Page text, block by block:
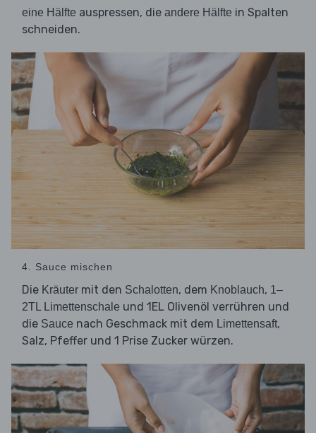
eine Hälfte auspressen, die andere Hälfte in Spalten
schneiden.
4. Sauce mischen
Die Kräuter mit den Schalotten, dem Knoblauch, 1–
2TL Limettenschale und 1EL Olivenöl verrühren und
die Sauce nach Geschmack mit dem Limettensaft,
Salz, Pfeffer und 1 Prise Zucker würzen.